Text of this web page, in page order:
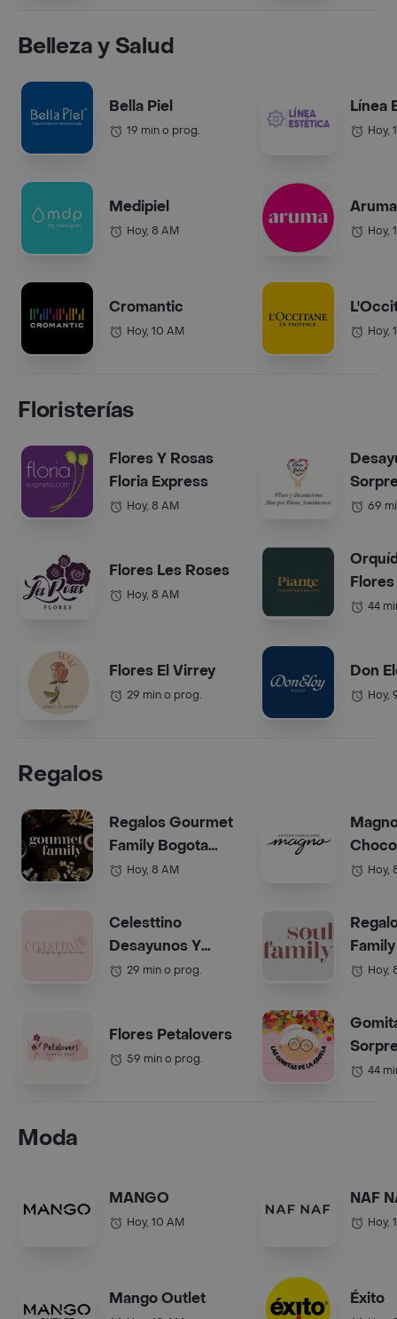
Belleza y Salud
Bella Piel
19 min o prog.
Medipiel
Hoy, 8 AM
Cromantic
Hoy, 10 AM
Línea
Hoy,
Hoy,
Hoy,
Floristerías
Flores Y Rosas
Floria Express
Hoy, 8 AM
Flores Les Roses
Hoy, 8 AM
Flores El Virrey
29 min o prog.
69
44
Don
Hoy,
Regalos
Regalos Gourmet
Family Bogota
(Anchetas)
Hoy, 8 AM
Celesttino
Desayunos Y
Anchetas Bogotá
29 min o prog.
Flores Petalovers
59 min o prog.
Hoy,
Hoy,
44
Moda
MANGO
Hoy, 10 AM
Mango Outlet
NAF
Hoy,
Éxito